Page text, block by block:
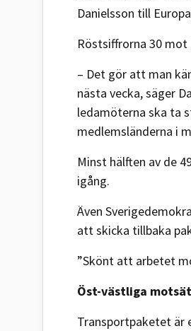
Danielsson till
Röstsiffrorna 30 mot
– Det gör att man
nästa vecka, säger
ledamöterna ska ta
medlemsländerna i
Minst hälften av de
igång.
Även
att skicka tillbaka
”Skönt att arbetet
Öst-västliga
Transportpaketet är